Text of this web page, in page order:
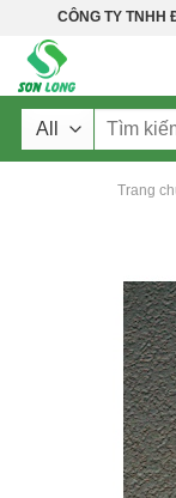
content
CÔNG TY TNHH
Tìm
Trang